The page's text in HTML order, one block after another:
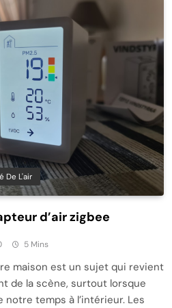
De L'air
d’air zigbee
5 Mins
maison est un sujet qui revient
de la scène, surtout lorsque
notre temps à l’intérieur. Les